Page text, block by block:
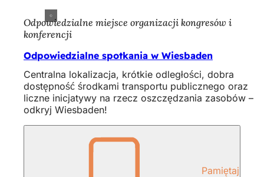
Odpowiedzialne miejsce organizacji kongresów i
konferencji
Odpowiedzialne spotkania w Wiesbaden
Centralna lokalizacja, krótkie odległości, dobra
dostępność środkami transportu publicznego oraz
liczne inicjatywy na rzecz oszczędzania zasobów –
odkryj Wiesbaden!
Pamiętaj